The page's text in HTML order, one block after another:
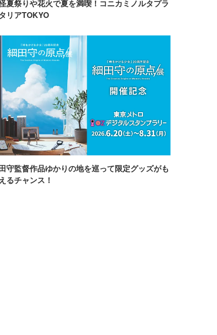
夏祭りや花火で夏を満喫！コニカミノルタプラ
リアTOKYO
守監督作品ゆかりの地を巡って限定グッズがも
るチャンス！